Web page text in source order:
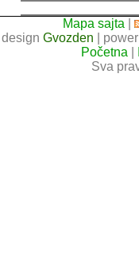
Mapa sajta |
design Gvozden | power
Početna
Sva